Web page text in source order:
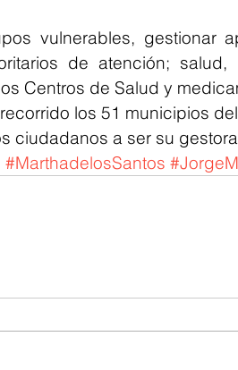
vulnerables, gestionar
de atención;
Centros de Salud y
los 51 municipios
ciudadanos a ser su
#MarthadelosSantos